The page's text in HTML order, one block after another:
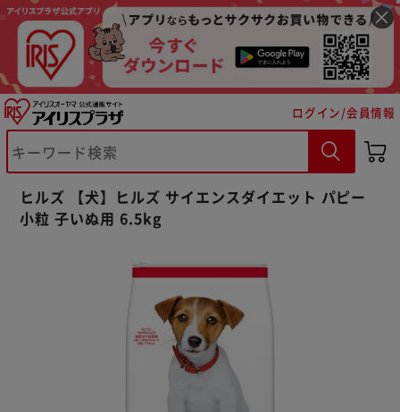
ログイン/会員情報
ヒルズ 【犬】ヒルズ サイエンスダイエット パピー
小粒 子いぬ用 6.5kg
※ご確認ください
カートに入れる